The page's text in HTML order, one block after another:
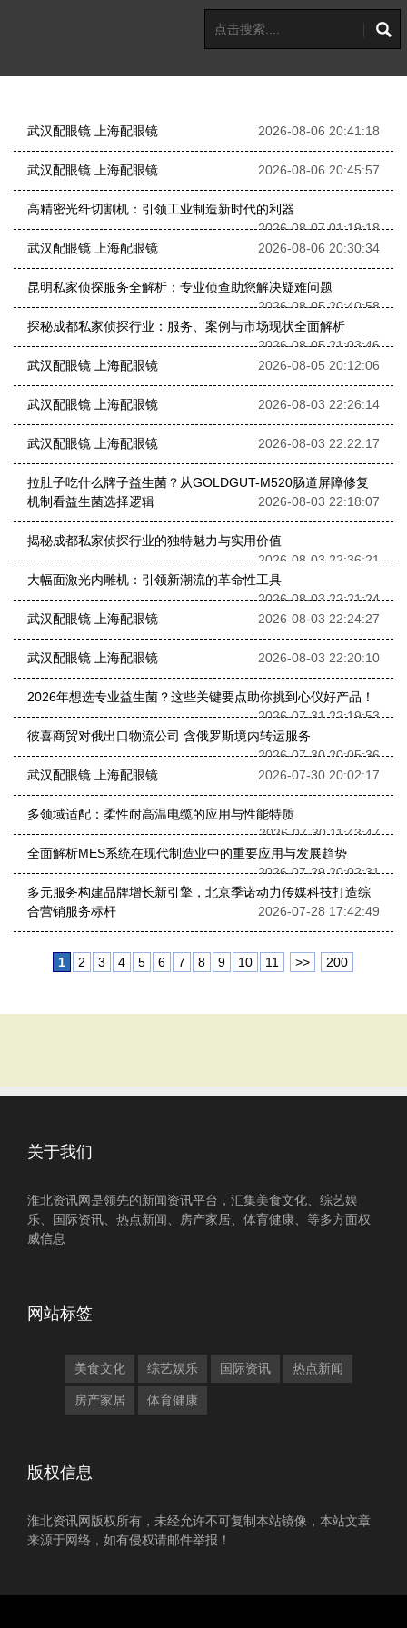
武汉配眼镜 上海配眼镜 2026-08-06 20:41:18
武汉配眼镜 上海配眼镜 2026-08-06 20:45:57
高精密光纤切割机：引领工业制造新时代的利器
2026-08-07 01:19:18
武汉配眼镜 上海配眼镜
2026-08-06 20:30:34
昆明私家侦探服务全解析：专业侦查助您解决疑难问题
2026-08-05 20:40:58
探秘成都私家侦探行业：服务、案例与市场现状全面解析
2026-08-05 21:03:46
武汉配眼镜 上海配眼镜
2026-08-05 20:12:06
武汉配眼镜 上海配眼镜 2026-08-03 22:26:14
武汉配眼镜 上海配眼镜 2026-08-03 22:22:17
拉肚子吃什么牌子益生菌？从GOLDGUT-M520肠道屏障修复
机制看益生菌选择逻辑
2026-08-03 22:18:07
揭秘成都私家侦探行业的独特魅力与实用价值
2026-08-03 22:36:21
大幅面激光内雕机：引领新潮流的革命性工具
2026-08-03 22:21:24
武汉配眼镜 上海配眼镜
2026-08-03 22:24:27
武汉配眼镜 上海配眼镜 2026-08-03 22:20:10
2026年想选专业益生菌？这些关键要点助你挑到心仪好产品！
2026-07-31 22:19:53
彼喜商贸对俄出口物流公司 含俄罗斯境内转运服务
2026-07-30 20:05:36
武汉配眼镜 上海配眼镜
2026-07-30 20:02:17
多领域适配：柔性耐高温电缆的应用与性能特质
2026-07-30 11:43:47
全面解析MES系统在现代制造业中的重要应用与发展趋势
2026-07-29 20:02:31
多元服务构建品牌增长新引擎，北京季诺动力传媒科技打造综
合营销服务标杆
2026-07-28 17:42:49
1 2 3 4 5 6 7 8 9 10 11 >> 200
关于我们
淮北资讯网是领先的新闻资讯平台，汇集美食文化、综艺娱
乐、国际资讯、热点新闻、房产家居、体育健康、等多方面权
威信息
网站标签
美食文化 综艺娱乐 国际资讯 热点新闻
房产家居 体育健康
版权信息
淮北资讯网版权所有，未经允许不可复制本站镜像，本站文章
来源于网络，如有侵权请邮件举报！